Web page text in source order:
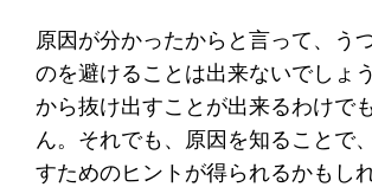
原因が分かったからと言って、う
のを避けることは出来ないでしょ
から抜け出すことが出来るわけで
ん。それでも、原因を知ることで
すためのヒントが得られるかもし